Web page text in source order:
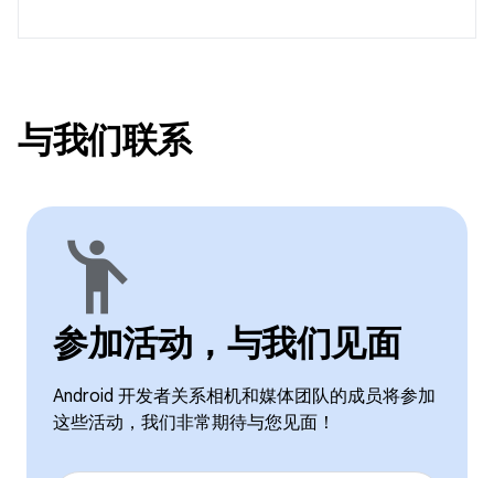
与我们联系
emoji_people
参加活动，与我们见面
Android 开发者关系相机和媒体团队的成员将参加
这些活动，我们非常期待与您见面！